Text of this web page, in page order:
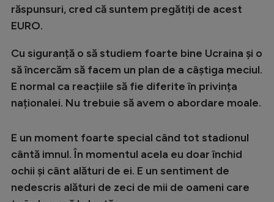
răspunsuri, cred că suntem pregătiți de acest
EURO.
Cu siguranță o să studiem foarte bine Ucraina și o
să încercăm să facem un plan de a câștiga meciul.
E normal ca reacțiile să fie diferite în privința
naționalei. Nu trebuie să avem o abordare moale.
E un moment foarte special când tot stadionul
cântă imnul. În momentul acela eu doar închid
ochii și cânt alături de ei. E un sentiment de
nedescris alături de zeci de mii de oameni care